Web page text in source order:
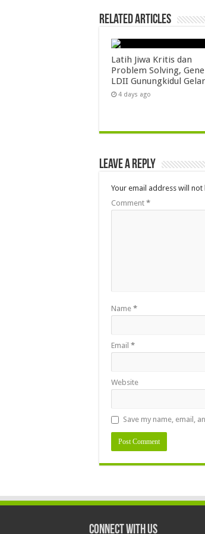
Related Articles
Latih Jiwa Kritis dan
Problem Solving,
LDII Gunungkidul
4 days ago
Leave a Reply
Your email address will
Comment *
Name *
Email *
Website
Save my name, email,
Connect With Us